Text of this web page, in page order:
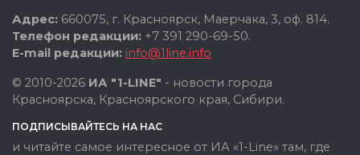
Адрес: 660075, г. Красноярск, Маерчака, 3, оф. 814.
Телефон редакции: +7 391 290-69-50.
E-mail редакции: info@1line.info
© 2010-2026 ИА "1-LINE" - новости города
Красноярска, Красноярского края, Сибири.
ПОДПИСЫВАЙТЕСЬ НА НАС
и читайте самое интересное от ИА «1-Line» там, где